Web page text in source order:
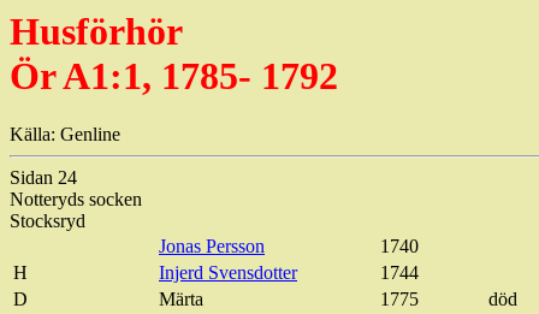
Husförhör
Ör A1:1, 1785- 1792
Källa: Genline
Sidan 24
Notteryds socken
Stocksryd
Jonas Persson
1740
H
Injerd Svensdotter
1744
D
Märta 1775
död